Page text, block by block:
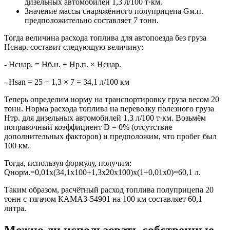
дизельных автомобилей 1,3 л/100 т·км.
Значение массы снаряжённого полуприцепа Gм.п.
предположительно составляет 7 тонн.
Тогда величина расхода топлива для автопоезда без груза
Hснар. составит следующую величину:
- Hснар. = Hб.н. + Hр.п. × Hснар.
- Hsan = 25 + 1,3 × 7 = 34,1 л/100 км
Теперь определим норму на транспортировку груза весом 20
тонн. Норма расхода топлива на перевозку полезного груза
Hтр. для дизельных автомобилей 1,3 л/100 т·км. Возьмём
поправочный коэффициент D = 0% (отсутствие
дополнительных факторов) и предположим, что пробег был
100 км.
Тогда, используя формулу, получим:
Qнорм.=0,01x(34,1х100+1,3х20х100)х(1+0,01х0)=60,1 л.
Таким образом, расчётный расход топлива полуприцепа 20
тонн с тягачом КАМАЗ-54901 на 100 км составляет 60,1
литра.